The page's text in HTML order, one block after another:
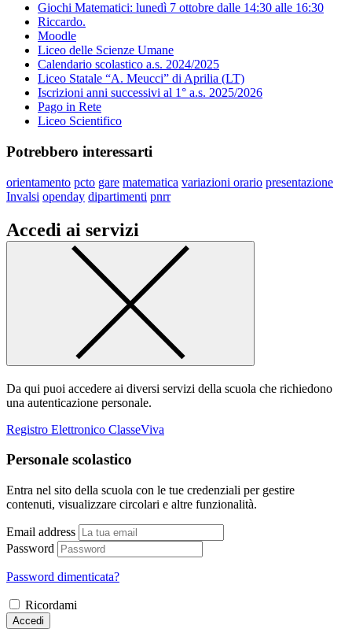
Giochi Matematici: lunedì 7 ottobre dalle 14:30 alle 16:30
Riccardo.
Moodle
Liceo delle Scienze Umane
Calendario scolastico a.s. 2024/2025
Liceo Statale “A. Meucci” di Aprilia (LT)
Iscrizioni anni successivi al 1° a.s. 2025/2026
Pago in Rete
Liceo Scientifico
Potrebbero interessarti
orientamento pcto gare matematica variazioni orario presentazione
Invalsi openday dipartimenti pnrr
Accedi ai servizi
Da qui puoi accedere ai diversi servizi della scuola che richiedono
una autenticazione personale.
Registro Elettronico ClasseViva
Personale scolastico
Entra nel sito della scuola con le tue credenziali per gestire
contenuti, visualizzare circolari e altre funzionalità.
Email address
Password
Password dimenticata?
Ricordami
Accedi